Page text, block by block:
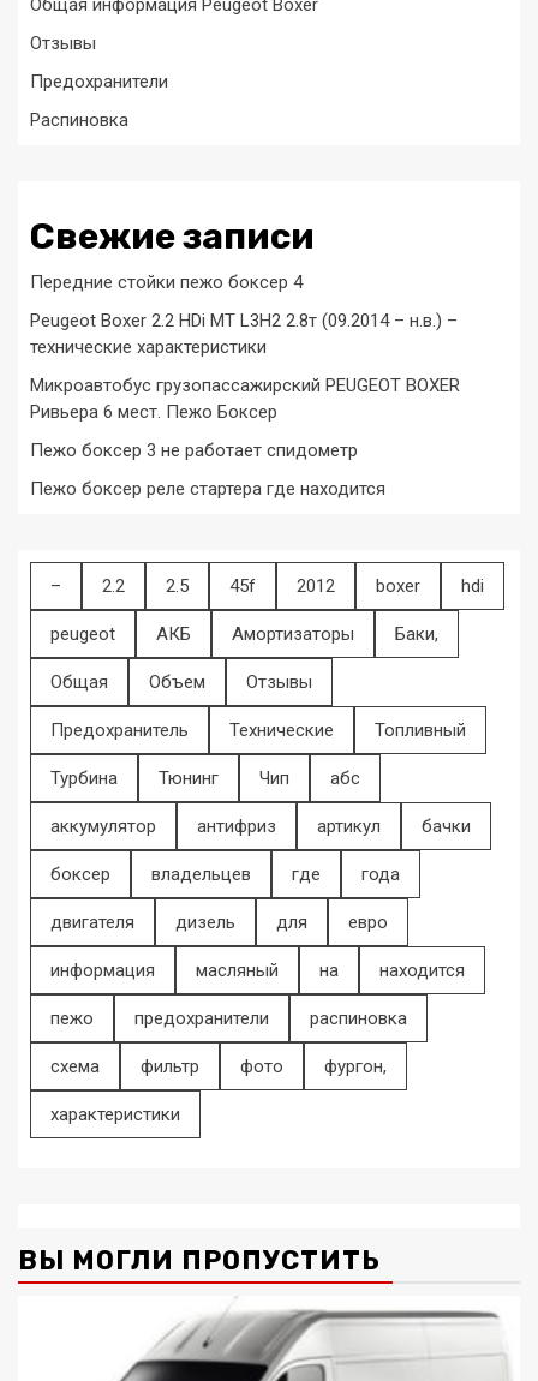
Общая информация Peugeot Boxer
Отзывы
Предохранители
Распиновка
Свежие записи
Передние стойки пежо боксер 4
Peugeot Boxer 2.2 HDi MT L3H2 2.8т (09.2014 – н.в.) –
технические характеристики
Микроавтобус грузопассажирский PEUGEOT BOXER
Ривьера 6 мест. Пежо Боксер
Пежо боксер 3 не работает спидометр
Пежо боксер реле стартера где находится
– 2.2 2.5 45f 2012 boxer hdi
peugeot АКБ Амортизаторы Баки,
Общая Объем Отзывы
Предохранитель Технические Топливный
Турбина Тюнинг Чип абс
аккумулятор антифриз артикул бачки
боксер владельцев где года
двигателя дизель для евро
информация масляный на находится
пежо предохранители распиновка
схема фильтр фото фургон,
характеристики
ВЫ МОГЛИ ПРОПУСТИТЬ